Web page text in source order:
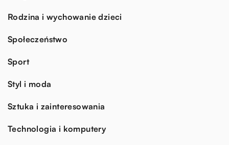
Rodzina i wychowanie dzieci
Społeczeństwo
Sport
Styl i moda
Sztuka i zainteresowania
Technologia i komputery